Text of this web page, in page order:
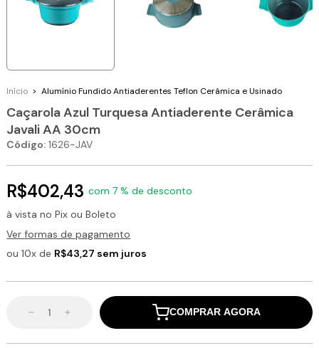
Início > Alumínio Fundido Antiaderentes Teflon Cerâmica e Usinado
Caçarola Azul Turquesa Antiaderente Cerâmica
Javali AA 30cm
Código: 1626-JAV
R$402,43 com 7 % de desconto
à vista no Pix ou Boleto
Ver formas de pagamento
ou 10x de R$43,27 sem juros
COMPRAR AGORA